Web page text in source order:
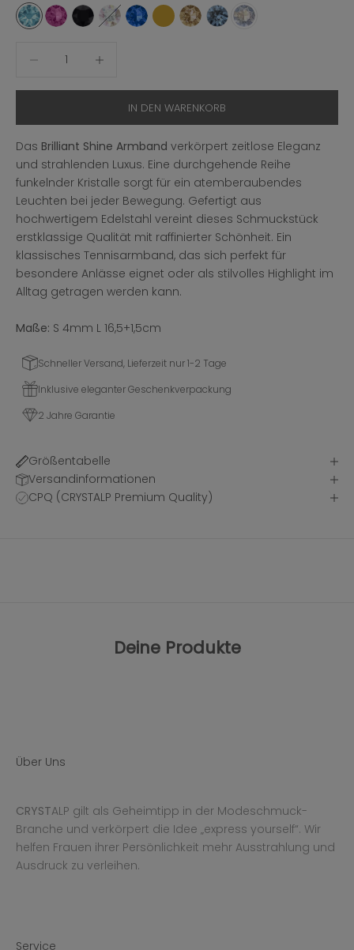
Aquamarine
FuchsiaBlackWhiteBlue Stainless Steel Gold Plated
Golden Shadow
Dark Blue
Weiß
IN DEN WARENKORB
Das Brilliant Shine Armband verkörpert zeitlose Eleganz
und strahlenden Luxus. Eine durchgehende Reihe
funkelnder Kristalle sorgt für ein atemberaubendes
Leuchten bei jeder Bewegung. Gefertigt aus
hochwertigem Edelstahl vereint dieses Schmuckstück
erstklassige Qualität mit raffinierter Schönheit. Ein
klassisches Tennisarmband, das sich perfekt für
besondere Anlässe eignet oder als stilvolles Highlight im
Alltag getragen werden kann.
Maße: S 4mm L 16,5+1,5cm
Schneller Versand, Lieferzeit nur 1-2 Tage
Inklusive eleganter Geschenkverpackung
2 Jahre Garantie
Größentabelle
Versandinformationen
CPQ (CRYSTALP Premium Quality)
Deine Produkte
Über Uns
CRYSTALP gilt als Geheimtipp in der Modeschmuck-
Branche und verkörpert die Idee „express yourself“. Wir
helfen Frauen ihrer Persönlichkeit mehr Ausstrahlung und
Ausdruck zu verleihen.
Service